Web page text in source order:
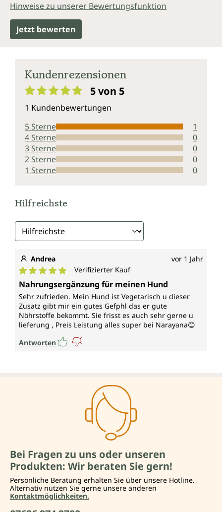
Hinweise zu unserer Bewertungsfunktion
Jetzt bewerten
Kundenrezensionen
5 von 5
1 Kundenbewertungen
5 Sterne
1
4 Sterne
0
3 Sterne
0
2 Sterne
0
1 Sterne
0
Hilfreichste
Andrea vor 1 Jahr
Durchschnittliche Bewertung von 5 von 5 Sternen
Verifizierter Kauf
Nahrungsergänzung für meinen Hund
Sehr zufrieden. Mein Hund ist Vegetarisch u dieser
Zusatz gibt mir ein gutes Gefphl das er gute
Nöhrstoffe bekommt. Sie frisst es auch sehr gerne u
lieferung , Preis Leistung alles super bei Narayana😊
Antworten
Bei Fragen zu uns oder unseren
Produkten: Wir beraten Sie gern!
Persönliche Beratung erhalten Sie über unsere Hotline.
Alternativ nutzen Sie gerne unsere anderen
Kontaktmöglichkeiten.